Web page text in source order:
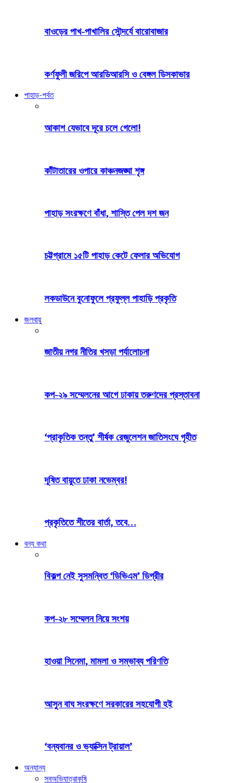
বাওড়ের পাখ-পাখালির সৌন্দর্যে বারোবাজার
কর্ণফুলী জরিপে আরডিআরসি ও বেঙ্গল ডিসকাভার
পাহাড়-পর্বত
আকাশ যেভাবে দূরে চলে গেলো!
কাঁটাতারের ওপারে কাঞ্চনজঙ্ঘা শৃঙ্গ
পাহাড় সংরক্ষণে বাঁধা, শাস্তি পেল দশ জন
চট্টগ্রামে ১৫টি পাহাড় কেটে ফেলার অভিযোগ
লকডাউনে বুনোফুলে প্রফুল্ল পাহাড়ি প্রকৃতি
জলবায়ু
জাতীয় নগর নীতির খসড়া পর্যালোচনা
কপ-২৯ সম্মেলনের আগে ঢাকায় তরুণদের প্রস্তাবনা
‘প্রাকৃতিক তন্তু’ শীর্ষক রেজুলেশন জাতিসংঘে গৃহীত
দূষিত বায়ুতে ঢাকা নভেম্বর!
প্রকৃতিতে শীতের বার্তা, তবে…
বন্য কথা
বিকল্প নেই সুসমন্বিত ‘ডিভিএম’ ডিগ্রীর
কপ-২৮ সম্মেলন নিয়ে সংশয়
হাওয়া সিনেমা, মামলা ও সম্ভাব্য পরিণতি
আসুন বাঘ সংরক্ষণে সরকারের সহযোগী হই
‘বন্যবানর ও ভ্যাক্সিন ট্রায়াল’
অন্যান্য
সবঅভিযাত্রাকৃষি